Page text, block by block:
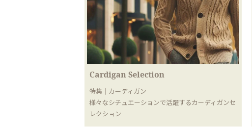
Cardigan Selection
特集｜カーディガン
様々なシチュエーションで活躍するカーディガンセ
レクション